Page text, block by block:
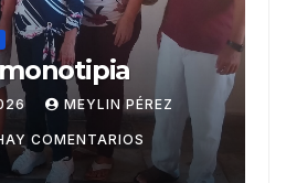
CULTURAL
reconocimientos
Ariguanabense en
literarias
JUNIO DE 2026 MEYLIN PÉREZ
NO HAY COMENTARIOS